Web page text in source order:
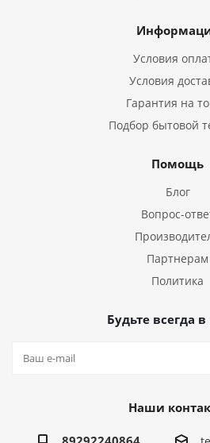
Условия
Условия
Гарантия на
Подбор бытовой
Помощь
Блог
Вопрос-
Партнерам
Политика
Будьте всегда в
Наши